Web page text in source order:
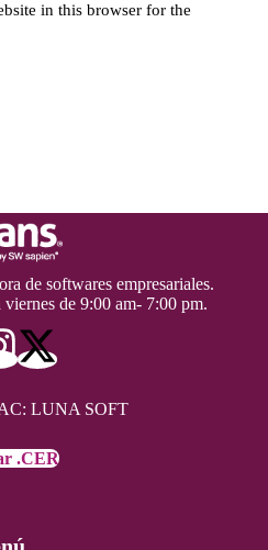
in this browser for the
de softwares empresariales.
de 9:00 am- 7:00 pm.
LUNA SOFT
.CER